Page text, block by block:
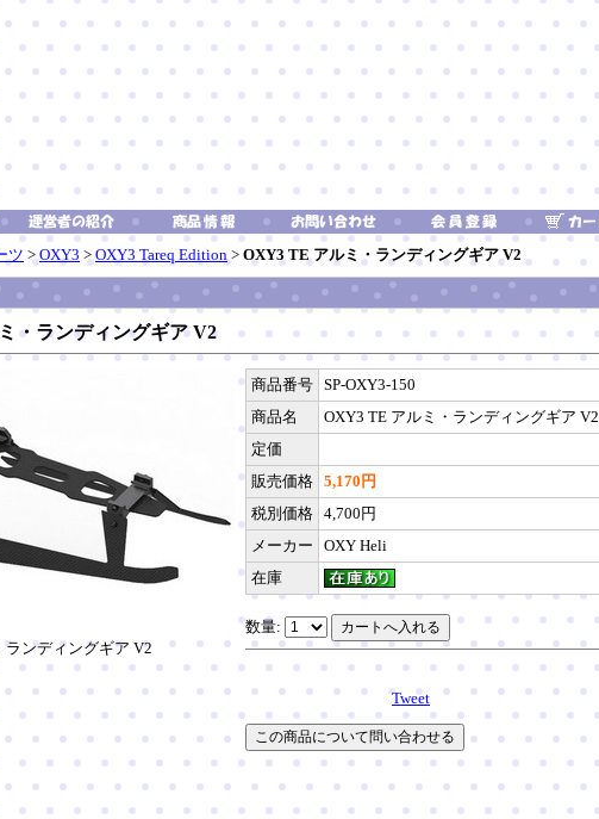
ツ > OXY3 > OXY3 Tareq Edition > OXY3 TE アルミ・ランディングギア V2
・ランディングギア V2
ランディングギア V2
商品番号 SP-OXY3-150
商品名
OXY3 TE アルミ・ランディングギア V2
定価
販売価格 5,170円
税別価格 4,700円
メーカー
OXY Heli
在庫
数量:
Tweet